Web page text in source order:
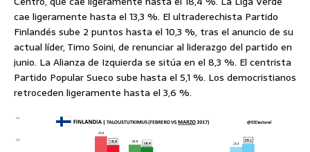
cae ligeramente hasta el 13,3 %. El ultraderechista Partido
Finlandés sube 2 puntos hasta el 10,3 %, tras el anuncio de su
actual líder, Timo Soini, de renunciar al liderazgo del partido en
junio. La Alianza de Izquierda se sitúa en el 8,3 %. El centrista
Partido Popular Sueco sube hasta el 5,1 %. Los democristianos
retroceden ligeramente hasta el 3,6 %.